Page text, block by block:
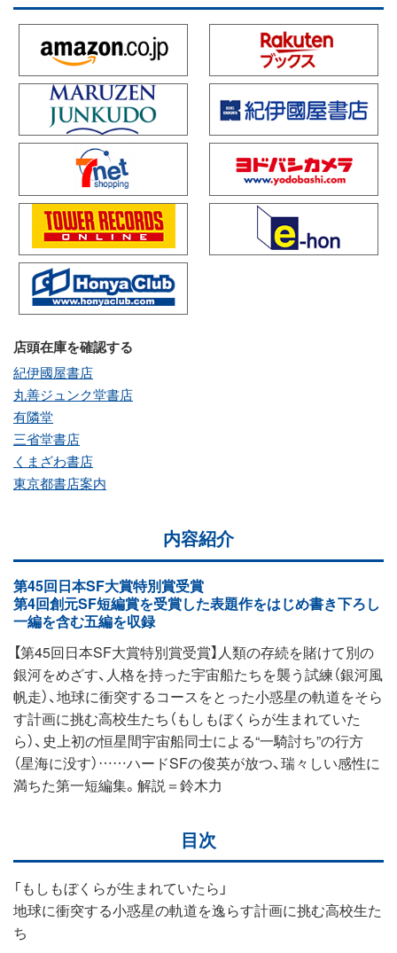
店頭在庫を確認する
紀伊國屋書店
丸善ジュンク堂書店
有隣堂
三省堂書店
くまざわ書店
東京都書店案内
内容紹介
第45回日本SF大賞特別賞受賞
第4回創元SF短編賞を受賞した表題作をはじめ書き下ろし
一編を含む五編を収録
【第45回日本SF大賞特別賞受賞】人類の存続を賭けて別の
銀河をめざす、人格を持った宇宙船たちを襲う試練（銀河風
帆走）、地球に衝突するコースをとった小惑星の軌道をそら
す計画に挑む高校生たち（もしもぼくらが生まれていた
ら）、史上初の恒星間宇宙船同士による“一騎討ち”の行方
（星海に没す）……ハードSFの俊英が放つ、瑞々しい感性に
満ちた第一短編集。解説＝鈴木力
目次
「もしもぼくらが生まれていたら」
地球に衝突する小惑星の軌道を逸らす計画に挑む高校生た
ち